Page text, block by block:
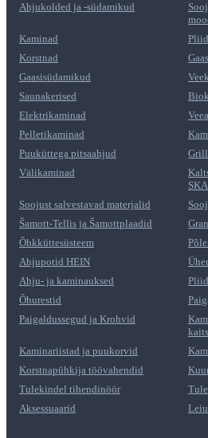
Ahjukolded ja -südamikud
Kaminad
Korstnad
Gaasisüdamikud
Saunakerised
Elektrikaminad
Pelletikaminad
Puuküttega pitsaahjud
Välikaminad
Soojust salvestavad materjalid
Šamott-Tellis ja Šamottplaadid
Õhkküttesüsteem
Ahjupotid HEIN
Ahju- ja kaminauksed
Õhurestid
Paigaldussegud ja Krohvid
Kaminariistad ja puukorvid
Korstnapühkija töövahendid
Tulekindel tihendinöör
Aksessuaarid